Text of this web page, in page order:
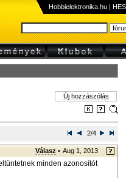
Hobbielektronika.hu |
Új hozzászólás
2/4
Válasz • Aug 1, 2013
minden azonosítót